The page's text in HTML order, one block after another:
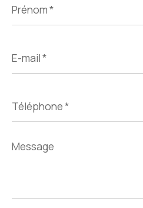
*
mail
*
*
Message
*